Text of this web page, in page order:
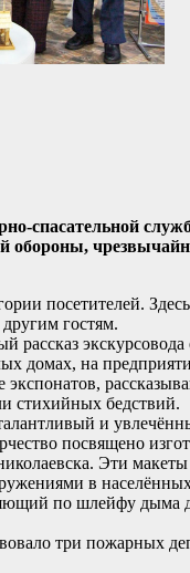
спасательной
обороны,
посетителей.
гостям.
рассказ
домах, на
стихийных бедствий.
и
посвящено
Эти
в
по шлейфу
три пожарных